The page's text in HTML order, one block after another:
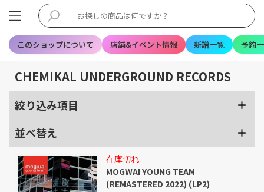
このショップについて 店舗&イベント情報 新譜一覧 予約
CHEMIKAL UNDERGROUND RECORDS
絞り込み項目
並べ替え
在庫切れ
MOGWAI YOUNG TEAM
(REMASTERED 2022) (LP2)